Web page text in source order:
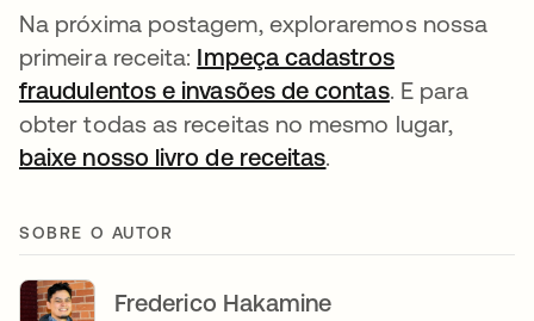
Na próxima postagem, exploraremos nossa
primeira receita: Impeça cadastros
fraudulentos e invasões de contasabre em
. E para
obter todas as receitas no mesmo lugar,
baixe nosso livro de receitasabre em uma nova
.
SOBRE O AUTOR
Frederico Hakamine